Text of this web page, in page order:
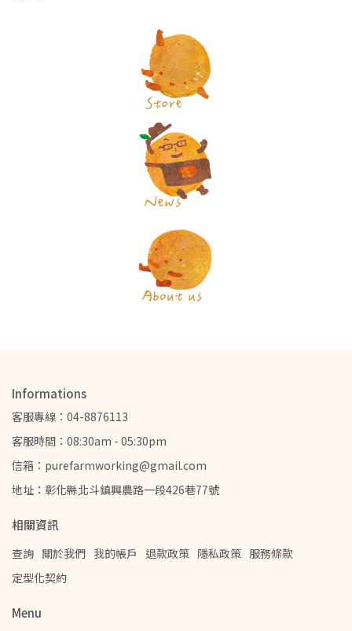
Informations
客服專線：04-8876113
客服時間：08:30am - 05:30pm
信箱：purefarmworking@gmail.com
地址：彰化縣北斗鎮興農路一段426巷77號
相關資訊
查詢 關於我們 我的帳戶 退款政策 隱私政策 服務條款
定型化契約
Menu